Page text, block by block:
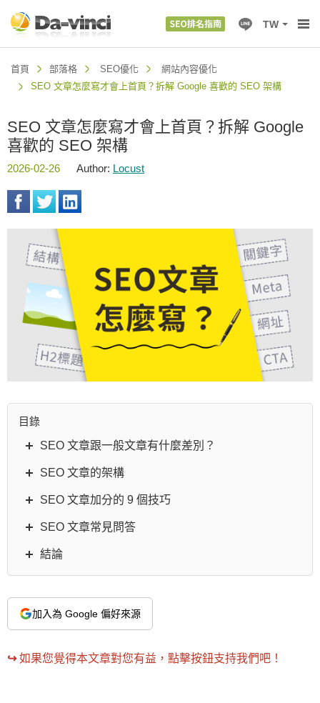
TW
首頁 部落格 SEO優化
網站內容優化
SEO 文章怎麼寫才會上首頁？拆解 Google 喜歡的 SEO 架構
SEO 文章怎麼寫才會上首頁？拆解 Google
喜歡的 SEO 架構
2026-02-26 Author: Locust
目錄
SEO 文章跟一般文章有什麼差別？
SEO 文章的架構
SEO 文章加分的 9 個技巧
SEO 文章常見問答
結論
加入為 Google 偏好來源
↪︎ 如果您覺得本文章對您有益，點擊按鈕支持我們吧！